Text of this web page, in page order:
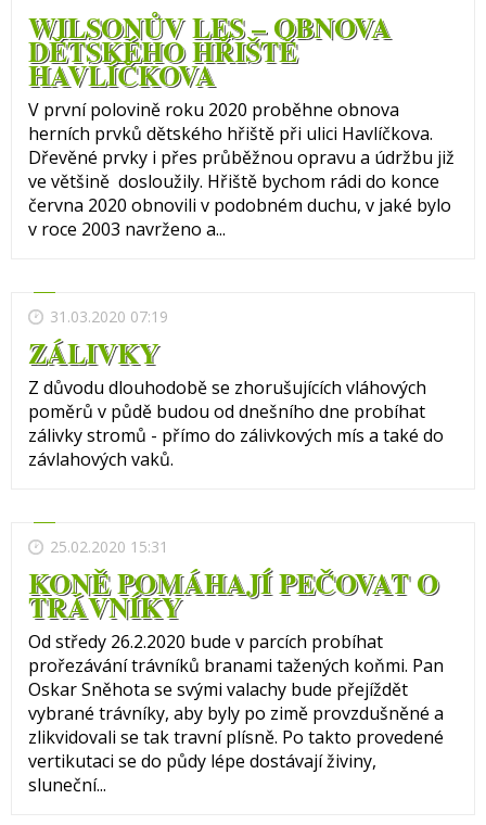
WILSONŮV LES – OBNOVA
DĚTSKÉHO HŘIŠTĚ
HAVLÍČKOVA
V první polovině roku 2020 proběhne obnova
herních prvků dětského hřiště při ulici Havlíčkova.
Dřevěné prvky i přes průběžnou opravu a údržbu již
ve většině dosloužily. Hřiště bychom rádi do konce
června 2020 obnovili v podobném duchu, v jaké bylo
v roce 2003 navrženo a...
31.03.2020 07:19
ZÁLIVKY
Z důvodu dlouhodobě se zhorušujících vláhových
poměrů v půdě budou od dnešního dne probíhat
zálivky stromů - přímo do zálivkových mís a také do
závlahových vaků.
25.02.2020 15:31
KONĚ POMÁHAJÍ PEČOVAT O
TRÁVNÍKY
Od středy 26.2.2020 bude v parcích probíhat
prořezávání trávníků branami tažených koňmi. Pan
Oskar Sněhota se svými valachy bude přejíždět
vybrané trávníky, aby byly po zimě provzdušněné a
zlikvidovali se tak travní plísně. Po takto provedené
vertikutaci se do půdy lépe dostávají živiny,
sluneční...